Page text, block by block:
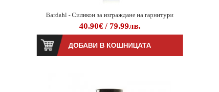
Bardahl - Силикон за изграждане на гарнитури
40.90€ / 79.99лв.